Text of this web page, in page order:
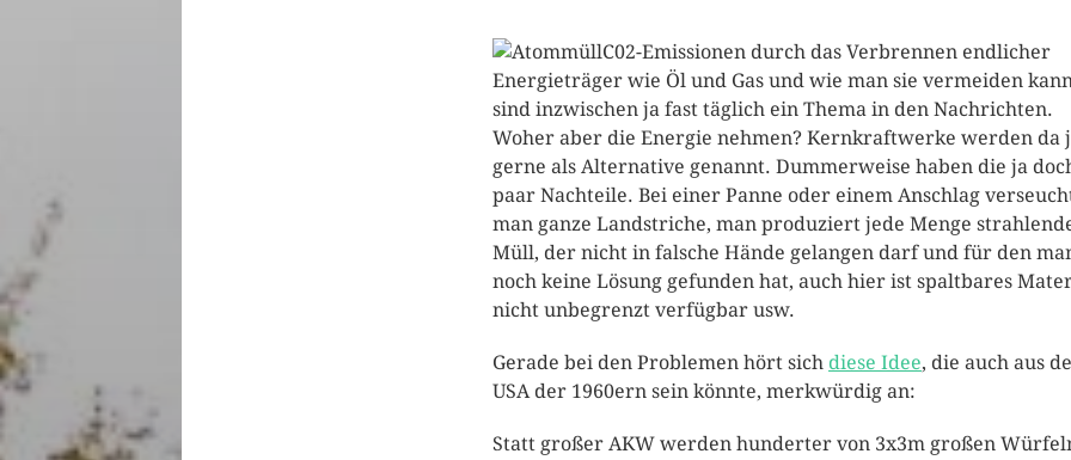
C02-Emissionen durch das Verbrennen endlicher
Energieträger wie Öl und Gas und wie man sie vermeiden
sind inzwischen ja fast täglich ein Thema in den Nachrichten.
Woher aber die Energie nehmen? Kernkraftwerke werden da
gerne als Alternative genannt. Dummerweise haben die ja
paar Nachteile. Bei einer Panne oder einem Anschlag
man ganze Landstriche, man produziert jede Menge
Müll, der nicht in falsche Hände gelangen darf und für den
noch keine Lösung gefunden hat, auch hier ist spaltbares
nicht unbegrenzt verfügbar usw.
Gerade bei den Problemen hört sich diese Idee, die auch aus
USA der 1960ern sein könnte, merkwürdig an:
Statt großer AKW werden hunderter von 3x3m großen